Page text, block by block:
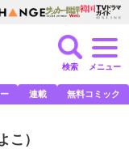
検索 メニュー
連載 無料コミック
こ）